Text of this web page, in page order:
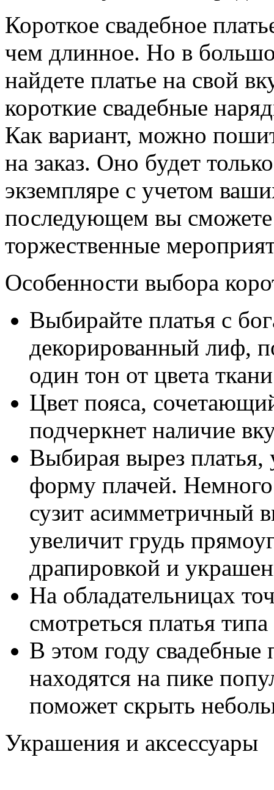
Короткое свадебное
чем длинное. Но в
найдете платье на свой
короткие свадебные
Как вариант, можно
на заказ. Оно будет
экземпляре с учетом
последующем вы сможете
торжественные
Особенности выбора
Выбирайте платья с
декорированный лиф,
один тон от цвета
Цвет пояса,
подчеркнет наличие
Выбирая вырез платья,
форму плачей.
сузит асимметричный
увеличит грудь
драпировкой и
На обладательницах
смотреться платья
В этом году свадебные
находятся на пике
поможет скрыть
Украшения и аксессуары